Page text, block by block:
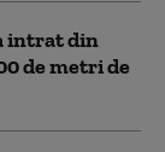
intrat din
de metri de